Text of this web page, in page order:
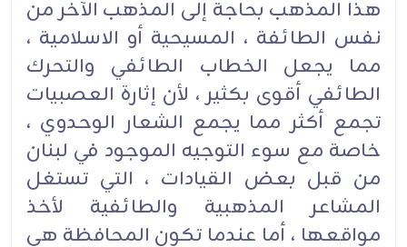
هذا المذهب بحاجة إلى المذهب الآخر من
نفس الطائفة ، المسيحية أو الاسلامية ،
مما يجعل الخطاب الطائفي والتحرك
الطائفي أقوى بكثير ، لأن إثارة العصبيات
تجمع أكثر مما يجمع الشعار الوحدوي ،
خاصة مع سوء التوجيه الموجود في لبنان
من قبل بعض القيادات ، التي تستغل
المشاعر المذهبية والطائفية لأخذ
مواقعها ، أما عندما تكون المحافظة هي